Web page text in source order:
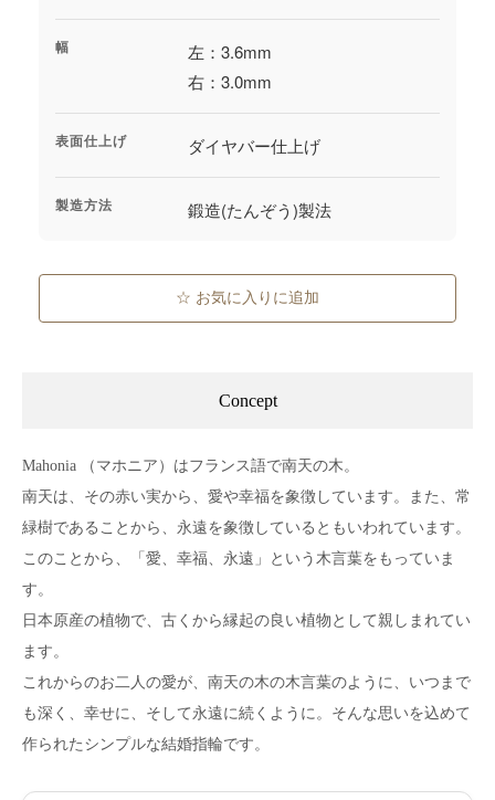
幅
左：3.6mm
右：3.0mm
表面仕上げ ダイヤバー仕上げ
製造方法 鍛造(たんぞう)製法
☆ お気に入りに追加
Concept
Mahonia （マホニア）はフランス語で南天の木。
南天は、その赤い実から、愛や幸福を象徴しています。また、常
緑樹であることから、永遠を象徴しているともいわれています。
このことから、「愛、幸福、永遠」という木言葉をもっていま
す。
日本原産の植物で、古くから縁起の良い植物として親しまれてい
ます。
これからのお二人の愛が、南天の木の木言葉のように、いつまで
も深く、幸せに、そして永遠に続くように。そんな思いを込めて
作られたシンプルな結婚指輪です。